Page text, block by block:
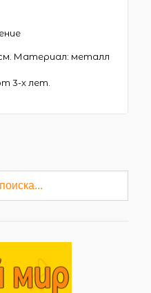
см. Материал: металл
3-х лет.